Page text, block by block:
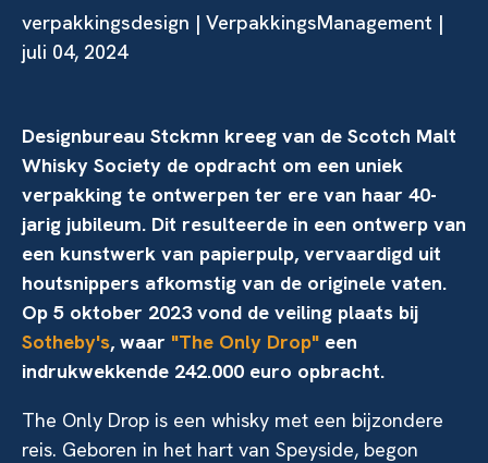
verpakkingsdesign | VerpakkingsManagement |
juli 04, 2024
Designbureau Stckmn kreeg van de Scotch Malt
Whisky Society de opdracht om een uniek
verpakking te ontwerpen ter ere van haar 40-
jarig jubileum. Dit resulteerde in een ontwerp van
een kunstwerk van papierpulp, vervaardigd uit
houtsnippers afkomstig van de originele vaten.
Op 5 oktober 2023 vond de veiling plaats bij
Sotheby's, waar "The Only Drop" een
indrukwekkende 242.000 euro opbracht.
The Only Drop is een whisky met een bijzondere
reis. Geboren in het hart van Speyside, begon